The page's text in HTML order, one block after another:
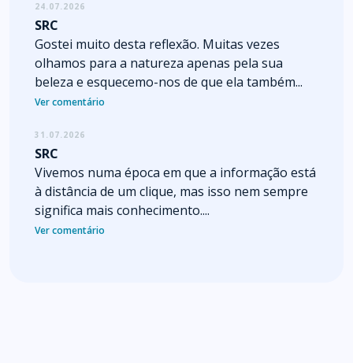
24.07.2026
SRC
Gostei muito desta reflexão. Muitas vezes
olhamos para a natureza apenas pela sua
beleza e esquecemo-nos de que ela também...
Ver comentário
31.07.2026
SRC
Vivemos numa época em que a informação está
à distância de um clique, mas isso nem sempre
significa mais conhecimento....
Ver comentário